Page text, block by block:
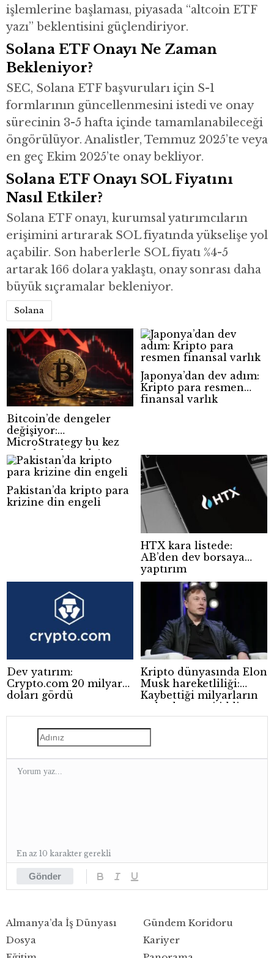
işlemlerine başlaması, piyasada “altcoin ETF
yazı” beklentisini güçlendiriyor.
Solana ETF Onayı Ne Zaman
Bekleniyor?
SEC, Solana ETF başvuruları için S-1
formlarının güncellenmesini istedi ve onay
sürecinin 3-5 hafta içinde tamamlanabileceği
öngörülüyor. Analistler, Temmuz 2025’te veya
en geç Ekim 2025’te onay bekliyor.
Solana ETF Onayı SOL Fiyatını
Nasıl Etkiler?
Solana ETF onayı, kurumsal yatırımcıların
erişimini artırarak SOL fiyatında yükselişe yol
açabilir. Son haberlerle SOL fiyatı %4-5
artarak 166 dolara yaklaştı, onay sonrası daha
büyük sıçramalar bekleniyor.
Solana
Bitcoin’de dengeler
değişiyor:
MicroStrategy bu kez
satış hazırlığında!
Japonya’dan dev adım:
Kripto para resmen
finansal varlık
Pakistan’da kripto para
krizine din engeli
HTX kara listede:
AB’den dev borsaya
yaptırım
Dev yatırım:
Crypto.com 20 milyar
doları gördü
Kripto dünyasında Elon
Musk hareketliliği:
Kaybettiği milyarların
ardından yeni iddia
Gönder
En az 10 karakter gerekli
Almanya’da İş Dünyası
Dosya
Gündem Koridoru
Kariyer